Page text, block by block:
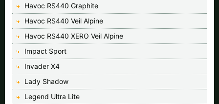
Havoc RS440 Graphite
Havoc RS440 Veil Alpine
Havoc RS440 XERO Veil Alpine
Impact Sport
Invader X4
Lady Shadow
Legend Ultra Lite